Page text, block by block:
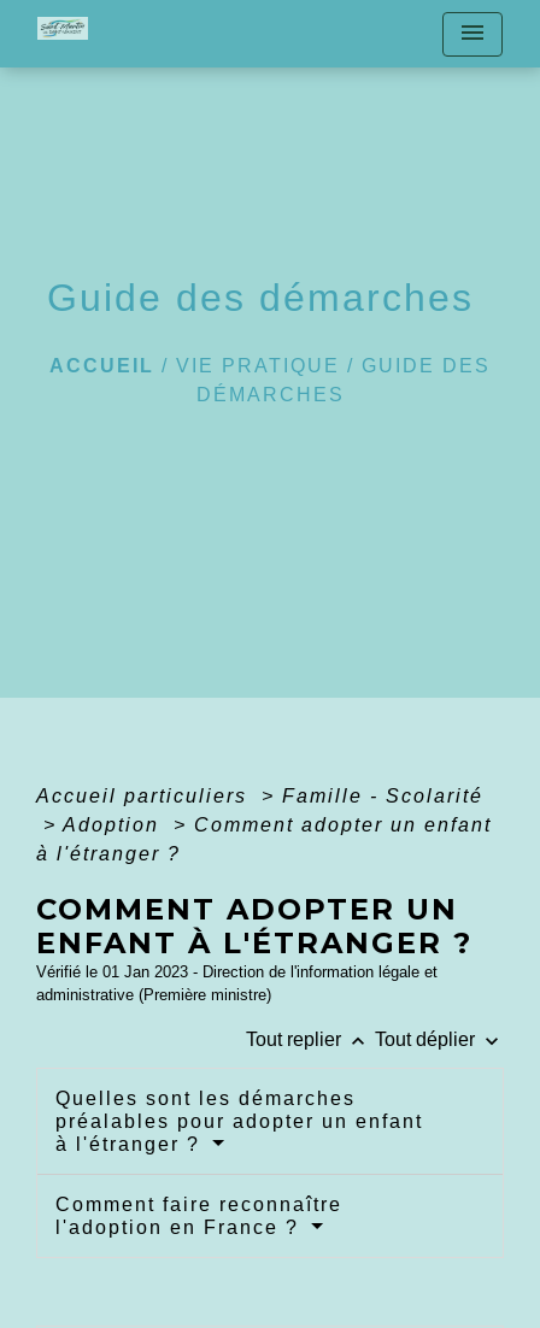
menu
Guide des démarches
ACCUEIL / VIE PRATIQUE / GUIDE DES
DÉMARCHES
Accueil particuliers > Famille - Scolarité
> Adoption > Comment adopter un enfant
à l'étranger ?
COMMENT ADOPTER UN
ENFANT À L'ÉTRANGER ?
Vérifié le 01 Jan 2023 - Direction de l'information légale et
administrative (Première ministre)
Tout replier keyboard_arrow_up Tout déplier keyboard_arrow_down
Quelles sont les démarches
préalables pour adopter un enfant
à l'étranger ?
Comment faire reconnaître
l'adoption en France ?